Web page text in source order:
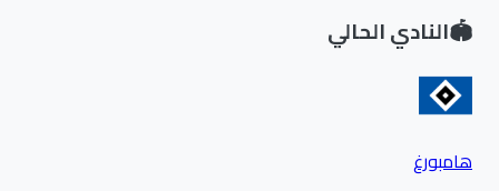
النادي الحالي
هامبورغ